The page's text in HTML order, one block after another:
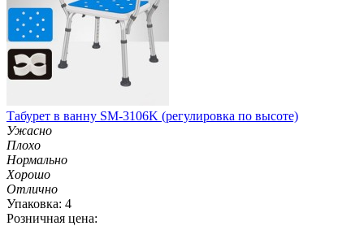
Табурет в ванну SM-3106K (регулировка по высоте)
Ужасно
Плохо
Нормально
Хорошо
Отлично
Упаковка: 4
Розничная цена: